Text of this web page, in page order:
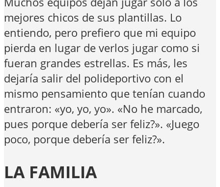
mejores chicos de sus plantillas. Lo
entiendo, pero prefiero que mi equipo
pierda en lugar de verlos jugar como si
fueran grandes estrellas. Es más, les
dejaría salir del polideportivo con el
mismo pensamiento que tenían cuando
entraron: «yo, yo, yo». «No he marcado,
pues porque debería ser feliz?». «Juego
poco, porque debería ser feliz?».
LA FAMILIA